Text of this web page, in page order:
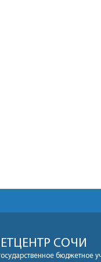
СОЧИ
бюджетное